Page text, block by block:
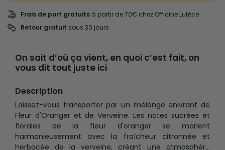
Frais de port gratuits à partir de 70€ chez Officine Lutèce
Retour gratuit sous 30 jours
On sait d’où ça vient, en quoi c’est fait, on
vous dit tout juste ici
Description
Laissez-vous transporter par un mélange enivrant de
Fleur d'Oranger et de Verveine. Les notes sucrées et
florales de la fleur d'oranger se marient
harmonieusement avec la fraîcheur citronnée et
herbacée de la verveine, créant une atmosphère